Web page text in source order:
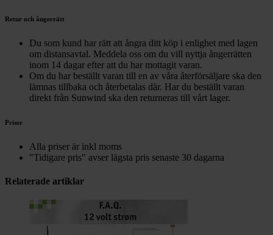
Retur och ångerrätt
Du som kund har rätt att ångra ditt köp i enlighet med lagen
om distansavtal. Meddela oss om du vill nyttja ångerrätten
inom 14 dagar efter att du har mottagit varan.
Om du har beställt varan till en av våra återförsäljare ska den
lämnas tillbaka och återbetalas där. Har du beställt varan
direkt från Sunwind ska den returneras till vårt lager.
Priser
Alla priser är inkl moms
"Tidigare pris" avser lägsta pris senaste 30 dagarna
Relaterade artiklar